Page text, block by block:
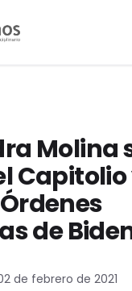
Molina
Capitolio
de
de febrero de 2021